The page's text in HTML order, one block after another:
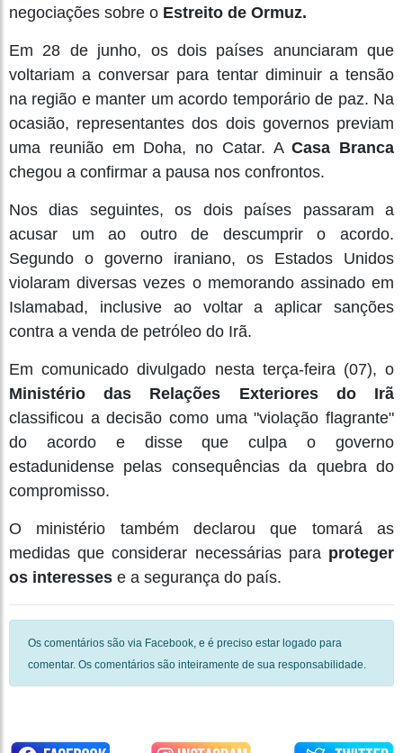
negociações sobre o Estreito de Ormuz.
Em 28 de junho, os dois países anunciaram que
voltariam a conversar para tentar diminuir a tensão
na região e manter um acordo temporário de paz. Na
ocasião, representantes dos dois governos previam
uma reunião em Doha, no Catar. ACasa Branca
chegou a confirmar a pausa nos confrontos.
Nos dias seguintes, os dois países passaram a
acusar um ao outro de descumprir o acordo.
Segundo o governo iraniano, os Estados Unidos
violaram diversas vezes o memorando assinado em
Islamabad, inclusive ao voltar a aplicar sanções
contra a venda de petróleo do Irã.
Em comunicado divulgado nesta terça-feira (07), o
Ministério das Relações Exteriores do Irã
classificou a decisão como uma "violação flagrante"
do acordo e disse que culpa o governo
estadunidense pelas consequências da quebra do
compromisso.
O ministério também declarou que tomará as
medidas que considerar necessárias para proteger
os interesses e a segurança do país.
Os comentários são via Facebook, e é preciso estar logado para
comentar. Os comentários são inteiramente de sua responsabilidade.